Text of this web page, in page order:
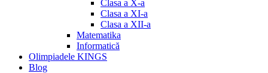
Clasa a X-a
Clasa a XI-a
Clasa a XII-a
Matematika
Informatică
Olimpiadele KINGS
Blog